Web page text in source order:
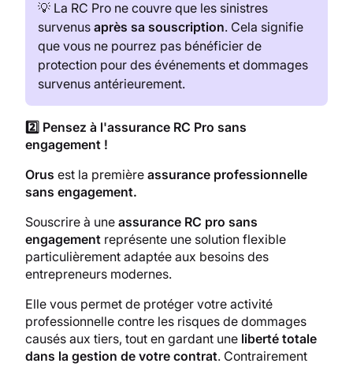
💡 La RC Pro ne couvre que les sinistres
survenus après sa souscription. Cela signifie
que vous ne pourrez pas bénéficier de
protection pour des événements et dommages
survenus antérieurement.
2️⃣ Pensez à l'assurance RC Pro sans
engagement !
Orus est la première assurance professionnelle
sans engagement.
Souscrire à une assurance RC pro sans
engagement représente une solution flexible
particulièrement adaptée aux besoins des
entrepreneurs modernes.
Elle vous permet de protéger votre activité
professionnelle contre les risques de dommages
causés aux tiers, tout en gardant une liberté totale
dans la gestion de votre contrat. Contrairement